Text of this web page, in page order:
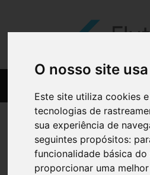
O nosso site
Este site utiliza cookies
tecnologias de
sua experiência de
seguintes propósitos:
funcionalidade básica do
proporcionar uma